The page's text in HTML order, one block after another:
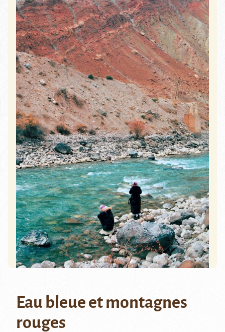
Eau bleue et montagnes
rouges